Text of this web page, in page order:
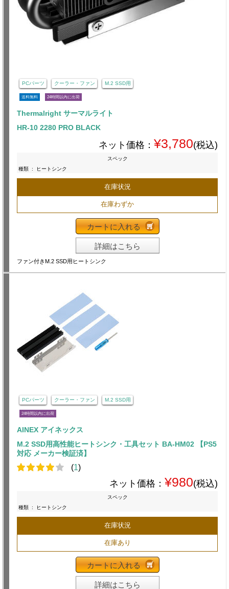
PCパーツ クーラー・ファン M.2 SSD用
送料無料 24時間以内に出荷
Thermalright サーマルライト
HR-10 2280 PRO BLACK
ネット価格： ¥3,780(税込)
スペック
種類 : ヒートシンク
在庫状況
在庫わずか
カートに入れる
詳細はこちら
ファン付きM.2 SSD用ヒートシンク
PCパーツ クーラー・ファン M.2 SSD用
24時間以内に出荷
AINEX アイネックス
M.2 SSD用高性能ヒートシンク・工具セット BA-HM02 【PS5
対応 メーカー検証済】
(1)
ネット価格： ¥980(税込)
スペック
種類 : ヒートシンク
在庫状況
在庫あり
カートに入れる
詳細はこちら